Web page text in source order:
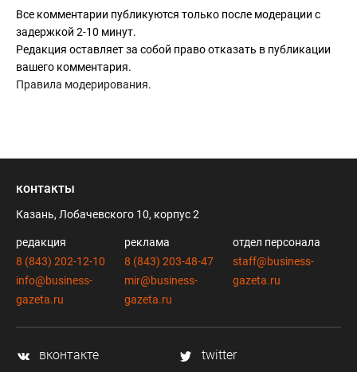
Все комментарии публикуются только после модерации с
задержкой 2-10 минут.
Редакция оставляет за собой право отказать в публикации
вашего комментария.
Правила модерирования.
контакты
Казань, Лобачевского 10, корпус 2
редакция
8 (843) 202-12-10
info@business-
gazeta.ru
реклама
8 (843) 203-48-47
mir@business-
gazeta.ru
отдел персонала
staff@business-
gazeta.ru
вконтакте
twitter